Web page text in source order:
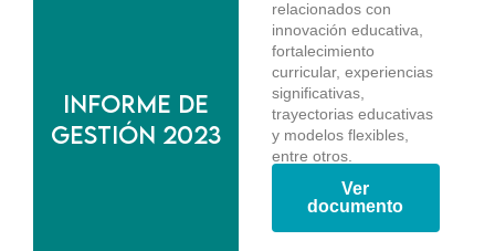
Informe de
gestión 2023
relacionados con
innovación educativa,
fortalecimiento
curricular, experiencias
significativas,
trayectorias educativas
y modelos flexibles,
entre otros.
Ver
documento